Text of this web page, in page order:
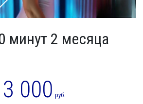
минут 2 месяца
3 000 руб.